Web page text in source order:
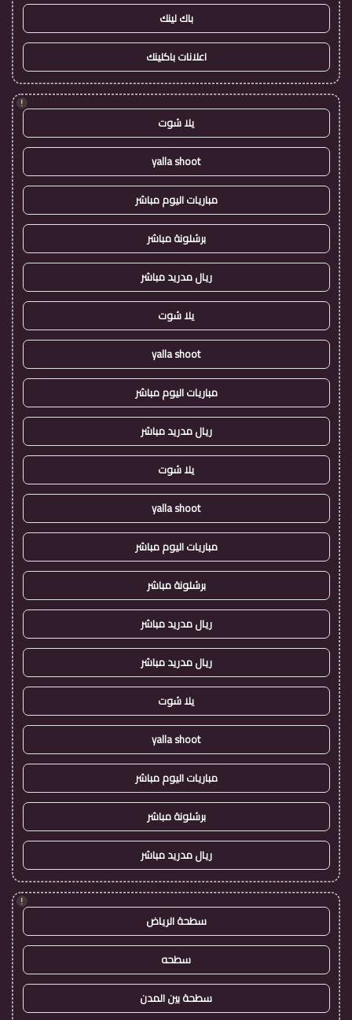
باك لينك
اعلانات باكلينك
!
يلا شوت
yalla shoot
مباريات اليوم مباشر
برشلونة مباشر
ريال مدريد مباشر
يلا شوت
yalla shoot
مباريات اليوم مباشر
ريال مدريد مباشر
يلا شوت
yalla shoot
مباريات اليوم مباشر
برشلونة مباشر
ريال مدريد مباشر
ريال مدريد مباشر
يلا شوت
yalla shoot
مباريات اليوم مباشر
برشلونة مباشر
ريال مدريد مباشر
!
سطحة الرياض
سطحه
سطحة بين المدن